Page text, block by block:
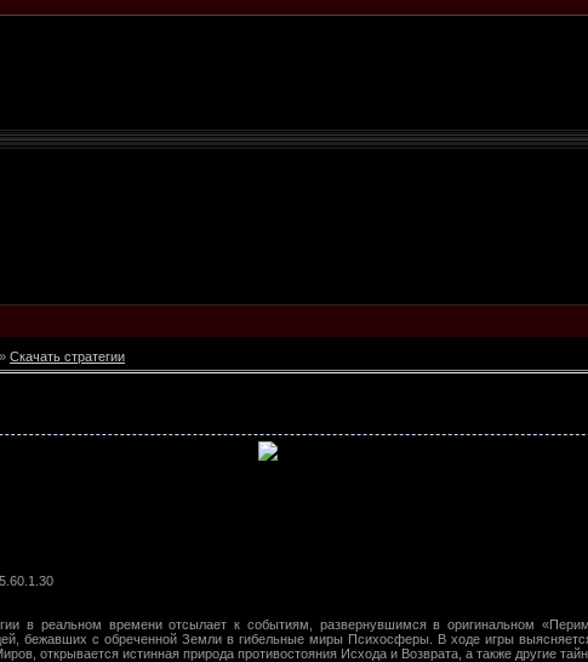
» Скачать стратегии
в реальном времени отсылает к событиям, развернувшимся в оригинальном
бежавших с обреченной Земли в гибельные миры Психосферы. В ходе игры
открывается истинная природа противостояния Исхода и Возврата, а также другие